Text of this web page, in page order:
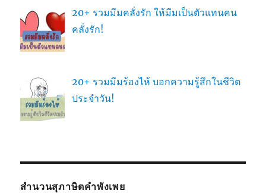
20+ รวมมีมคลั่งรัก ให้มีมเป็นตัวแทนคน
คลั่งรัก!
20+ รวมมีมร้องไห้ บอกความรู้สึกในชีวิต
ประจำวัน!
สำนวนสุภาษิตคำพังเพย